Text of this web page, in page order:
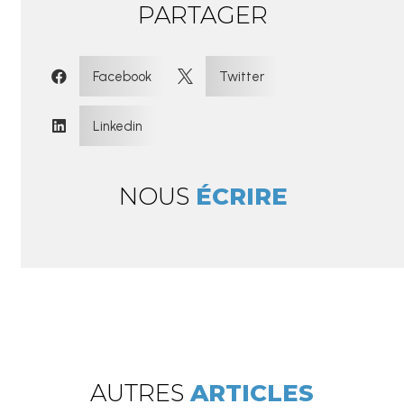
PARTAGER
 Facebook  Twitter
 Linkedin
NOUS ÉCRIRE
AUTRESARTICLES